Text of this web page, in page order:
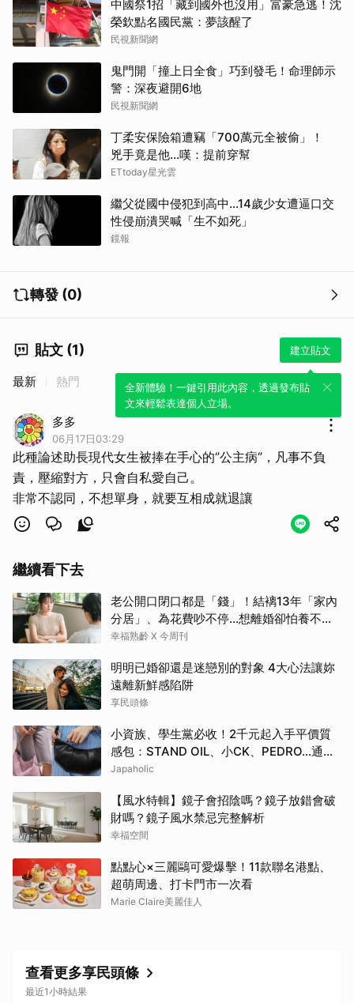
中國祭1招「藏到國外也沒用」富豪急逃！沈
榮欽點名國民黨：夢該醒了
民視新聞網
鬼門開「撞上日全食」巧到發毛！命理師示
警：深夜避開6地
民視新聞網
丁柔安保險箱遭竊「700萬元全被偷」！
兇手竟是他...嘆：提前穿幫
ETtoday星光雲
繼父從國中侵犯到高中…14歲少女遭逼口交
性侵崩潰哭喊「生不如死」
鏡報
轉發 (0)
貼文 (1) 建立貼文
全新體驗！一鍵引用此內容，透過發布貼
文來輕鬆表達個人立場。
最新 熱門
多多
06月17日03:29
此種論述助長現代女生被捧在手心的‘’公主病‘’，凡事不負
責，壓縮對方，只會自私愛自己。
非常不認同，不想單身，就要互相成就退讓
繼續看下去
老公開口閉口都是「錢」！結褵13年「家內
分居」、為花費吵不停…想離婚卻怕養不活
自己：還要忍3年？
幸福熟齡 X 今周刊
明明已婚卻還是迷戀別的對象 4大心法讓妳
遠離新鮮感陷阱
享民頭條
小資族、學生黨必收！2千元起入手平價質
感包：STAND OIL、小CK、PEDRO…通勤
約會都超加分
Japaholic
【風水特輯】鏡子會招陰嗎？鏡子放錯會破
財嗎？鏡子風水禁忌完整解析
幸福空間
點點心×三麗鷗可愛爆擊！11款聯名港點、
超萌周邊、打卡門市一次看
Marie Claire美麗佳人
查看更多享民頭條
最近1小時結果
取消